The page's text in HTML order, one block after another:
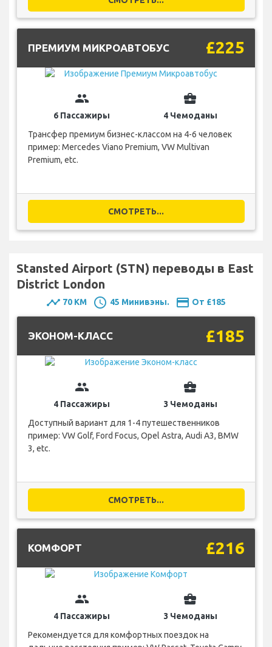
ПРЕМИУМ МИКРОАВТОБУС £225
group
6 Пассажиры
business_center
4 Чемоданы
Трансфер премиум бизнес-классом на 4-6 человек
пример: Mercedes Viano Premium, VW Multivan
Premium, etc.
СМОТРЕТЬ...
Stansted Airport (STN) переводы в East
District London
timeline 70 KM schedule 45 Минивэны. payment От £185
ЭКОНОМ-КЛАСС £185
group
4 Пассажиры
business_center
3 Чемоданы
Доступный вариант для 1-4 путешественников
пример: VW Golf, Ford Focus, Opel Astra, Audi A3, BMW
3, etc.
СМОТРЕТЬ...
КОМФОРТ £216
group
4 Пассажиры
business_center
3 Чемоданы
Рекомендуется для комфортных поездок на